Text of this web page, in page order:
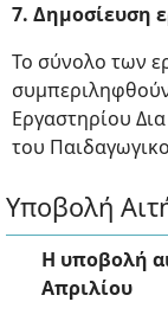
7. Δημοσίευση
Το σύνολο των
Εργαστηρίου
του
Υποβολή
Η υποβολή
Απριλίου